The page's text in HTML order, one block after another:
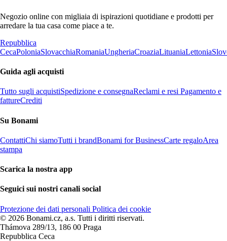
Negozio online con migliaia di ispirazioni quotidiane e prodotti per
arredare la tua casa come piace a te.
Repubblica
CecaPoloniaSlovacchiaRomaniaUngheriaCroaziaLituaniaLettonia
Guida agli acquisti
Tutto sugli acquistiSpedizione e consegnaReclami e resi Pagamento e
fattureCrediti
Su Bonami
ContattiChi siamoTutti i brandBonami for BusinessCarte regaloArea
stampa
Scarica la nostra app
Seguici sui nostri canali social
Protezione dei dati personali Politica dei cookie
© 2026 Bonami.cz, a.s. Tutti i diritti riservati.
Thámova 289/13, 186 00 Praga
Repubblica Ceca